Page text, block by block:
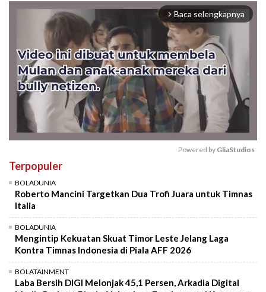
arrow_forward_ios Baca selengkapnya
Powered by GliaStudios
Terpopuler
BOLADUNIA
Roberto Mancini Targetkan Dua Trofi Juara untuk Timnas
Italia
BOLADUNIA
Mengintip Kekuatan Skuat Timor Leste Jelang Laga
Kontra Timnas Indonesia di Piala AFF 2026
BOLATAINMENT
Laba Bersih DIGI Melonjak 45,1 Persen, Arkadia Digital